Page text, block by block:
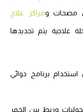
مصحات ومراكز علاج
علاجية يتم تحديدها
برنامج دوائي
وربط بين الخمر